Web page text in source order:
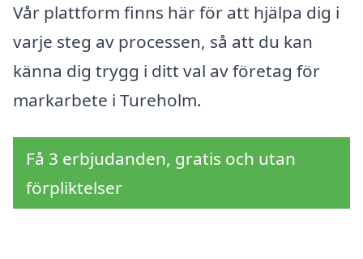
Vår plattform finns här för att hjälpa dig i
varje steg av processen, så att du kan
känna dig trygg i ditt val av företag för
markarbete i Tureholm.
Få 3 erbjudanden, gratis och utan
förpliktelser